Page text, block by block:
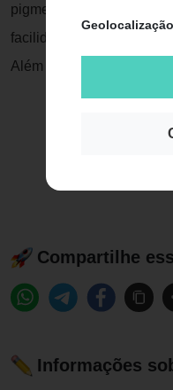
Geolocalização
pigmentação e textura
facilidade sem deixar um
Além disso duram muito e
Compartilhe
Informações